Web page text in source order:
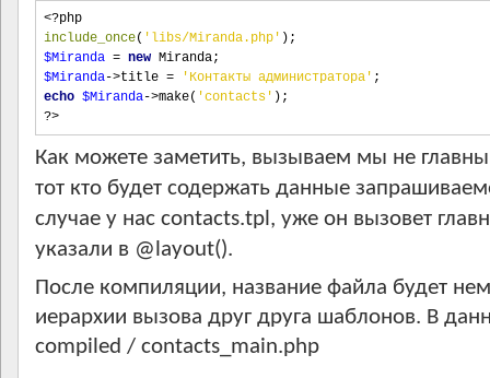
<?php
include_once( 'libs/Miranda.php' );
$Miranda = new Miranda;
$Miranda->title = 'Контакты администратора' ;
echo $Miranda->make( 'contacts' );
?>
Как можете заметить, вызываем мы не
тот кто будет содержать данные
случае у нас contacts.tpl, уже он вызовет
указали в @layout().
После компиляции, название файла будет
иерархии вызова друг друга шаблонов. В
compiled / contacts_main.php